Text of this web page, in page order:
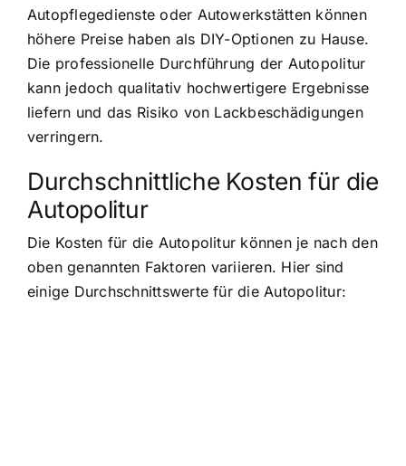
Autopflegedienste oder Autowerkstätten können
höhere Preise haben als DIY-Optionen zu Hause.
Die professionelle Durchführung der Autopolitur
kann jedoch qualitativ hochwertigere Ergebnisse
liefern und das Risiko von Lackbeschädigungen
verringern.
Durchschnittliche Kosten für die
Autopolitur
Die Kosten für die Autopolitur können je nach den
oben genannten Faktoren variieren. Hier sind
einige Durchschnittswerte für die Autopolitur: